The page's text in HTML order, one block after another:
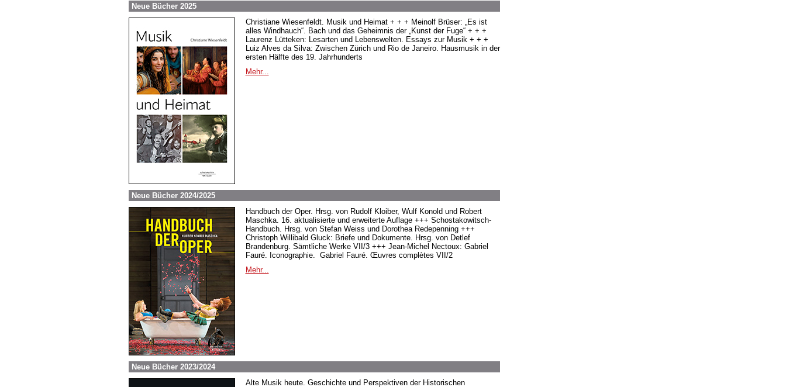
Neue Bücher 2025
Christiane Wiesenfeldt. Musik und Heimat + + + Meinolf Brüser: „Es ist
alles Windhauch“. Bach und das Geheimnis der „Kunst der Fuge“ + + +
Laurenz Lütteken: Lesarten und Lebenswelten. Essays zur Musik + + +
Luiz Alves da Silva: Zwischen Zürich und Rio de Janeiro. Hausmusik in der
ersten Hälfte des 19. Jahrhunderts
Mehr...
Neue Bücher 2024/2025
Handbuch der Oper. Hrsg. von Rudolf Kloiber, Wulf Konold und Robert
Maschka. 16. aktualisierte und erweiterte Auflage +++ Schostakowitsch-
Handbuch. Hrsg. von Stefan Weiss und Dorothea Redepenning +++
Christoph Willibald Gluck: Briefe und Dokumente. Hrsg. von Detlef
Brandenburg. Sämtliche Werke VII/3 +++ Jean-Michel Nectoux: Gabriel
Fauré. Iconographie. Gabriel Fauré. Œuvres complètes VII/2
Mehr...
Neue Bücher 2023/2024
Alte Musik heute. Geschichte und Perspektiven der Historischen